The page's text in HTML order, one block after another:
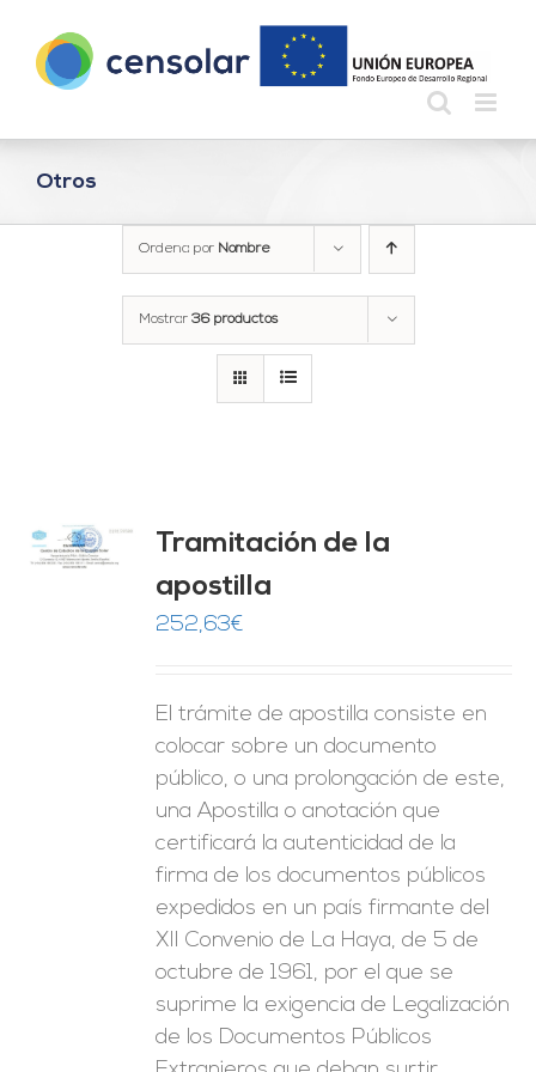
contenido
Otros
Ordena por Nombre
Mostrar 36 productos
Tramitación de la
apostilla
252,63€
El trámite de apostilla consiste en
colocar sobre un documento
público, o una prolongación de este,
una Apostilla o anotación que
certificará la autenticidad de la
firma de los documentos públicos
expedidos en un país firmante del
XII Convenio de La Haya, de 5 de
octubre de 1961, por el que se
suprime la exigencia de Legalización
de los Documentos Públicos